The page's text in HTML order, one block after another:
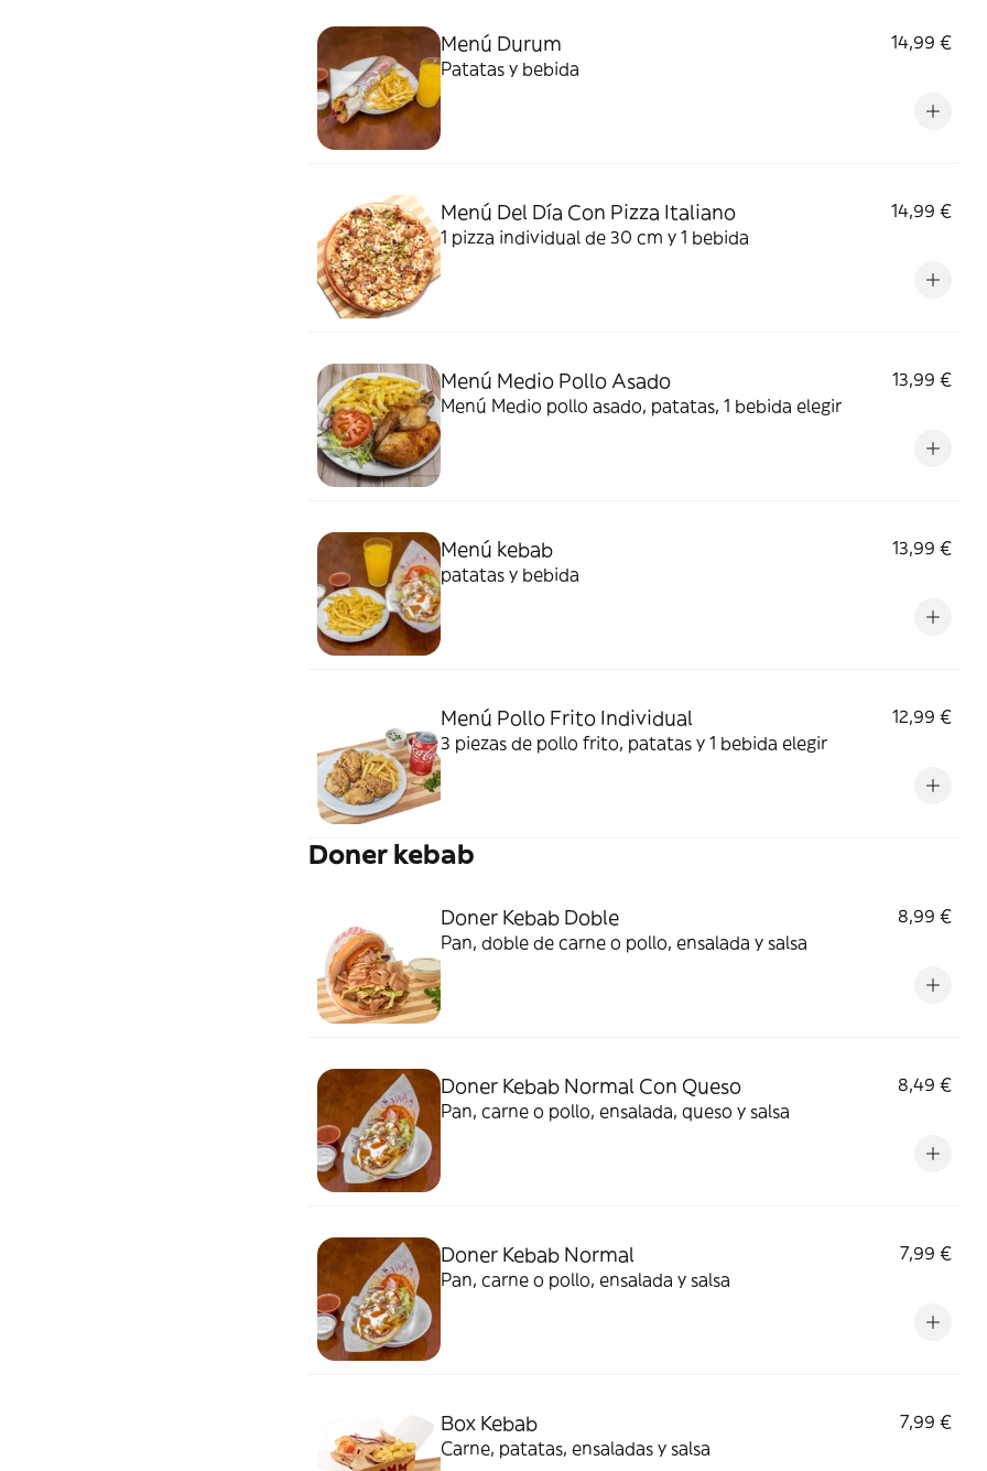
Menú Durum
14,99 €
Patatas y bebida
Menú Del Día Con Pizza Italiano
14,99 €
1 pizza individual de 30 cm y 1 bebida
Menú Medio Pollo Asado
13,99 €
Menú Medio pollo asado, patatas, 1 bebida elegir
Menú kebab
13,99 €
patatas y bebida
Menú Pollo Frito Individual
12,99 €
3 piezas de pollo frito, patatas y 1 bebida elegir
Doner kebab
Doner Kebab Doble
8,99 €
Pan, doble de carne o pollo, ensalada y salsa
Doner Kebab Normal Con Queso
8,49 €
Pan, carne o pollo, ensalada, queso y salsa
Doner Kebab Normal
7,99 €
Pan, carne o pollo, ensalada y salsa
Box Kebab
7,99 €
Carne, patatas, ensaladas y salsa